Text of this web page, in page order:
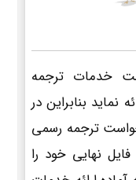
خدمات ترجمه
24 ساعته ارائه نماید بنابراین در
ترجمه رسمی
نهایی خود را